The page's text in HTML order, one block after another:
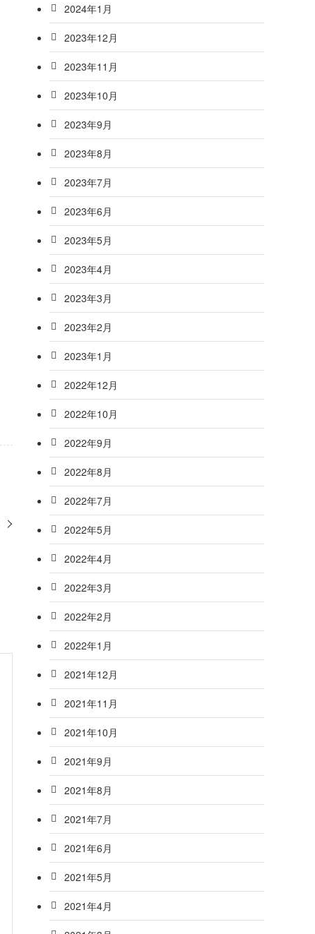
2024年1月
2023年12月
2023年11月
2023年10月
2023年9月
2023年8月
2023年7月
2023年6月
2023年5月
2023年4月
2023年3月
2023年2月
2023年1月
2022年12月
2022年10月
2022年9月
2022年8月
2022年7月
2022年5月
2022年4月
2022年3月
2022年2月
2022年1月
2021年12月
2021年11月
2021年10月
2021年9月
2021年8月
2021年7月
2021年6月
2021年5月
2021年4月